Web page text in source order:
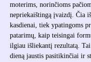
moterims, norinčioms
nepriekaištingą įvaizdį. Čia
kasdienai, tiek ypatingoms
patarimų, kaip teisingai
ilgiau išliekantį rezultatą.
dieną jaustis pasitikinčiai ir